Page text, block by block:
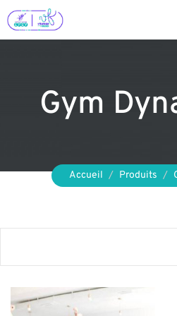
au
contenu
Gym
Accueil Produits